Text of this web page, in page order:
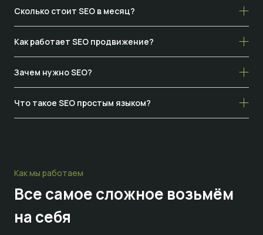
Сколько стоит SEO в месяц?
Как работает SEO продвижение?
Зачем нужно SEO?
Что такое SEO простым языком?
Как мы работаем
Все самое сложное возьмём
на себя